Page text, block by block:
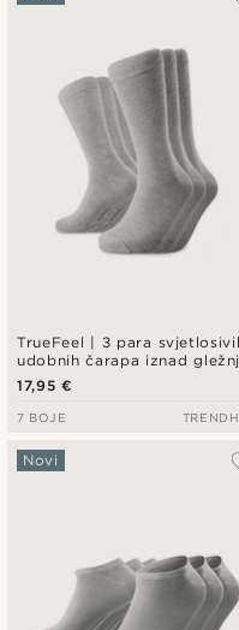
TrueFeel | 3 para
udobnih čarapa iznad
od bambusa
17,95 €
7 BOJE
Novi